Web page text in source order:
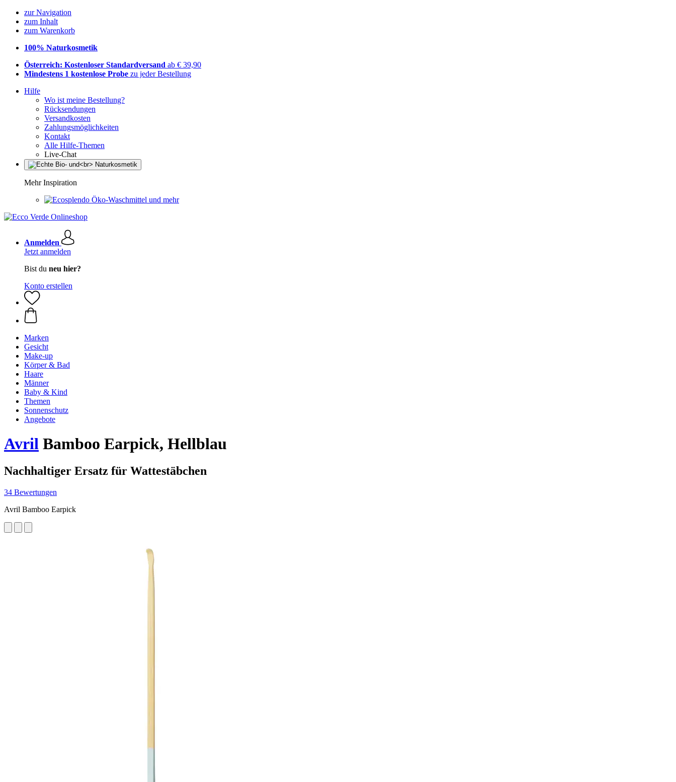
zur Navigation
zum Inhalt
zum Warenkorb
100% Naturkosmetik
Österreich: Kostenloser Standardversand ab € 39,90
Mindestens 1 kostenlose Probe zu jeder Bestellung
Hilfe
Wo ist meine Bestellung?
Rücksendungen
Versandkosten
Zahlungsmöglichkeiten
Kontakt
Alle Hilfe-Themen
Live-Chat
Mehr Inspiration
Öko-Waschmittel und mehr
Anmelden
Jetzt anmelden
Bist du neu hier?
Konto erstellen
Marken
Gesicht
Make-up
Körper & Bad
Haare
Männer
Baby & Kind
Themen
Sonnenschutz
Angebote
Avril Bamboo Earpick, Hellblau
Nachhaltiger Ersatz für Wattestäbchen
34 Bewertungen
Avril Bamboo Earpick